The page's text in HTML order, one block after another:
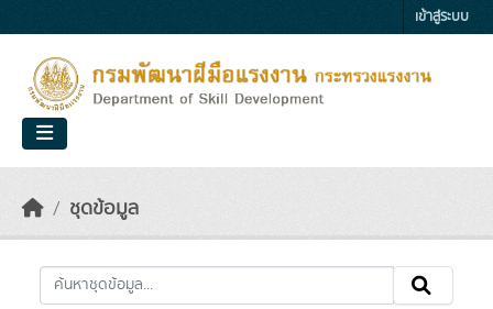
เข้าสู่ระบบ
ชุดข้อมูล